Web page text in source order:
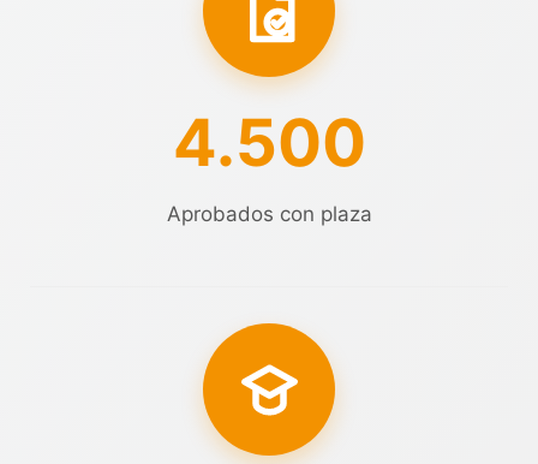
4.500
Aprobados con plaza